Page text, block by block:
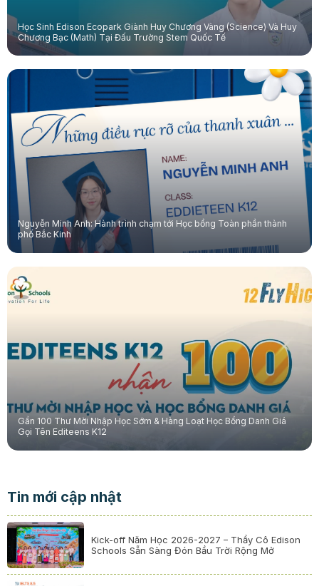
Học Sinh Edison Ecopark Giành Huy Chương Vàng (Science) Và Huy
Chương Bạc (Math) Tại Đấu Trường Stem Quốc Tế
Nguyễn Minh Anh: Hành trình chạm tới Học bổng Toàn phần thành
phố Bắc Kinh
Gần 100 Thư Mời Nhập Học Sớm & Hàng Loạt Học Bổng Danh Giá
Gọi Tên Editeens K12
Tin mới cập nhật
Kick-off Năm Học 2026-2027 – Thầy Cô Edison
Schools Sẵn Sàng Đón Bầu Trời Rộng Mở